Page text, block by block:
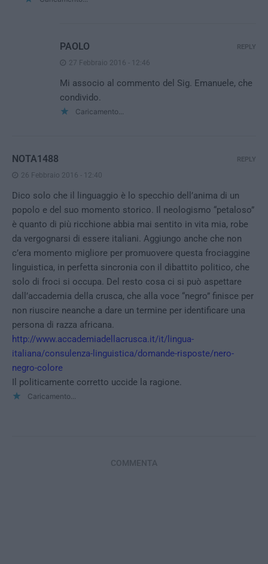
PAOLO
27 Febbraio 2016 - 12:46
Mi associo al commento del Sig. Emanuele, che
condivido.
Caricamento...
REPLY
NOTA1488
26 Febbraio 2016 - 12:40
Dico solo che il linguaggio è lo specchio dell’anima di un
popolo e del suo momento storico. Il neologismo “petaloso”
è quanto di più ricchione abbia mai sentito in vita mia, robe
da vergognarsi di essere italiani. Aggiungo anche che non
c’era momento migliore per promuovere questa frociaggine
linguistica, in perfetta sincronia con il dibattito politico, che
solo di froci si occupa. Del resto cosa ci si può aspettare
dall’accademia della crusca, che alla voce “negro” finisce per
non riuscire neanche a dare un termine per identificare una
persona di razza africana.
http://www.accademiadellacrusca.it/it/lingua-
italiana/consulenza-linguistica/domande-risposte/nero-
negro-colore
Il politicamente corretto uccide la ragione.
Caricamento...
REPLY
COMMENTA